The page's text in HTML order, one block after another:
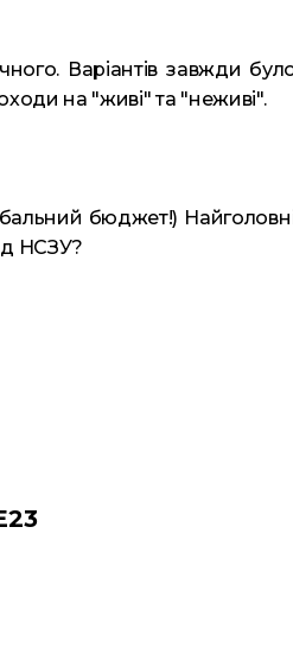
Варіантів завжди
на "живі" та "неживі".
бюджет!)
НСЗУ?